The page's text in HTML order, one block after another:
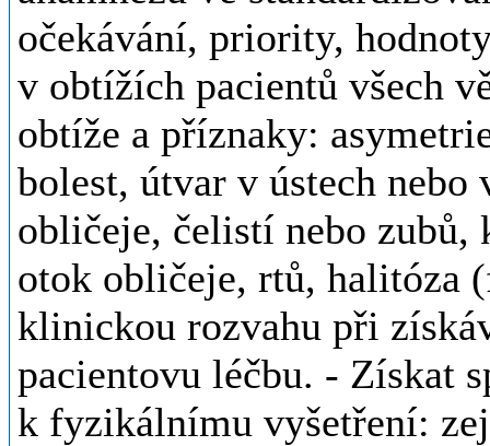
očekávání, priority,
v obtížích pacientů všech
obtíže a příznaky:
bolest, útvar v ústech
obličeje, čelistí nebo zubů,
otok obličeje, rtů, halitóza
klinickou rozvahu při
pacientovu léčbu. - Získat
k fyzikálnímu vyšetření: